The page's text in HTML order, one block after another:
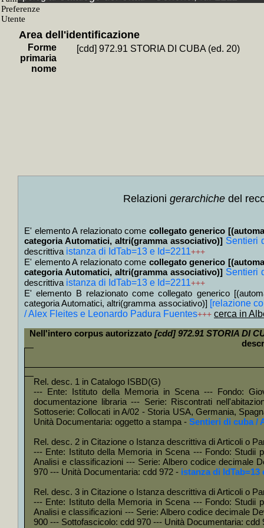
+
e Gran
+
+
+
+
+La
La
+Lula,
+
+Gli
+
+
+++
+I
+La
+
Area dell'identificazione
Forme
primaria
nome
[cdd] 972.91 STORIA DI CUBA (ed. 20)
Relazioni gerarchiche del
E' elemento A relazionato come collegato generico
categoria Automatici, altri(gramma associativo)] Sentieri
descrittiva istanza di IdTab=13 e Id=2211+++
E' elemento A relazionato come collegato generico
categoria Automatici, altri(gramma associativo)] Sentieri
descrittiva istanza di IdTab=13 e Id=2211+++
E' elemento B relazionato come collegato generico
categoria Automatici, altri(gramma associativo)] [relazione
/ Alex Fleites e Leonardo Padura Fuentes+++ cerca in
Nell'intero corpus autorizzato [cdd] 972.91 STORIA DI
Rel. desc. 1 in Catalogo ISBD(G)
--- Ente: Istituto della Memoria in Scena --- Fondo:
documentazione libraria --- Serie: Riscontrati
Sottoserie: Collocati in A/02 - Storia USA, Germania,
Unità Documentaria: oggetto a stampa - Sentieri di cuba /
Rel. desc. 2 in Citazione o Istanza descrittiva di Articoli o
--- Ente: Istituto della Memoria in Scena --- Fondo: Studii
Analisi e classificazioni --- Serie: Albero codice decimale
970 --- Unità Documentaria: cdd 972 - istanza di IdTab=13
Rel. desc. 3 in Citazione o Istanza descrittiva di Articoli o
--- Ente: Istituto della Memoria in Scena --- Fondo: Studii
Analisi e classificazioni --- Serie: Albero codice decimale
900 --- Sottofascicolo: cdd 970 --- Unità Documentaria: cdd